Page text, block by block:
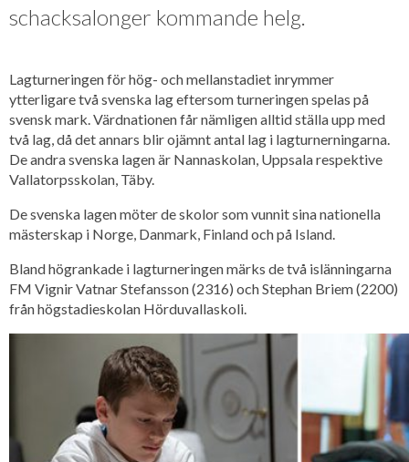
schacksalonger kommande helg.
Lagturneringen för hög- och mellanstadiet inrymmer
ytterligare två svenska lag eftersom turneringen spelas på
svensk mark. Värdnationen får nämligen alltid ställa upp med
två lag, då det annars blir ojämnt antal lag i lagturnerningarna.
De andra svenska lagen är Nannaskolan, Uppsala respektive
Vallatorpsskolan, Täby.
De svenska lagen möter de skolor som vunnit sina nationella
mästerskap i Norge, Danmark, Finland och på Island.
Bland högrankade i lagturneringen märks de två islänningarna
FM Vignir Vatnar Stefansson (2316) och Stephan Briem (2200)
från högstadieskolan Hörduvallaskoli.